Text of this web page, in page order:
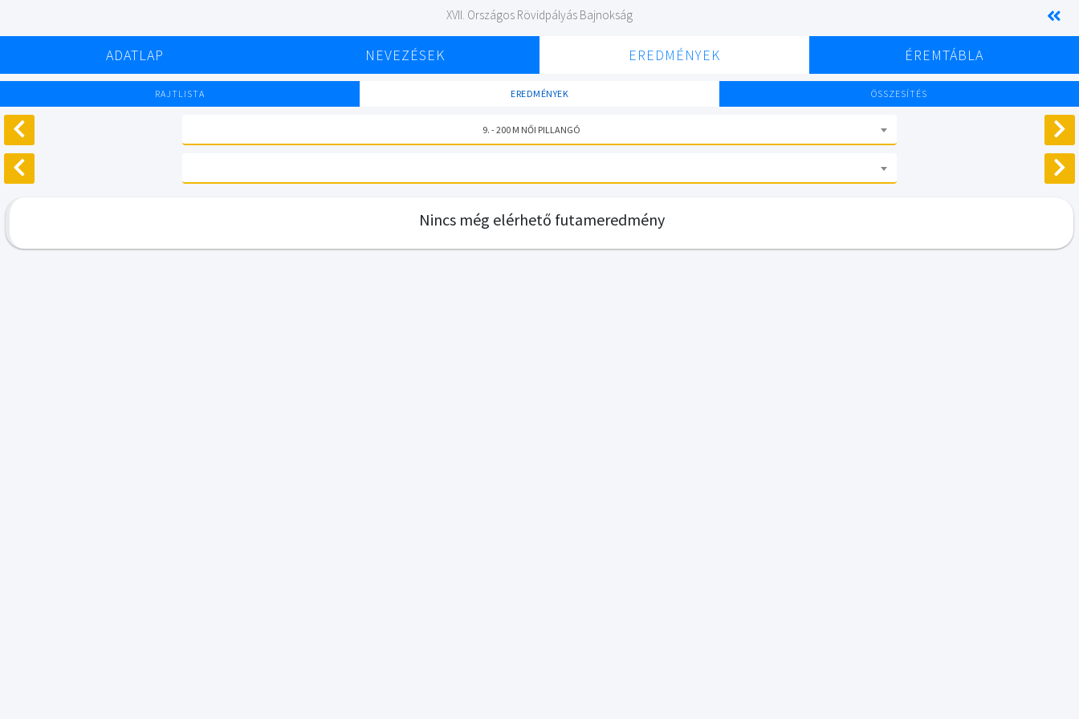
XVII. Országos Rövidpályás Bajnokság
ADATLAP NEVEZÉSEK EREDMÉNYEK ÉREMTÁBLA
RAJTLISTA EREDMÉNYEK ÖSSZESÍTÉS
9. - 200 M NŐI PILLANGÓ
Nincs még elérhető futameredmény